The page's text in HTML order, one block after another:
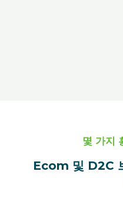
몇 가지
Ecom 및 D2C